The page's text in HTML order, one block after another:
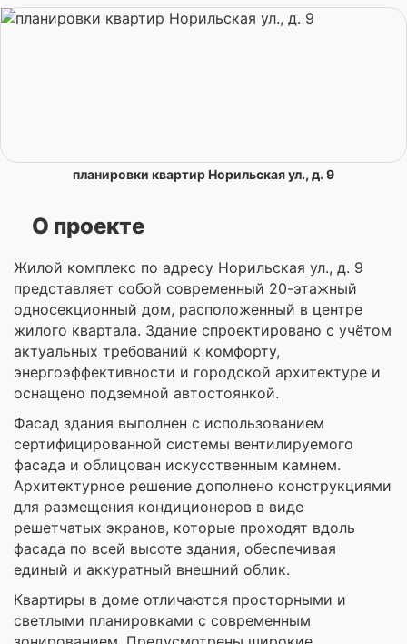
планировки квартир Норильская ул., д. 9
О проекте
Жилой комплекс по адресу Норильская ул., д. 9
представляет собой современный 20-этажный
односекционный дом, расположенный в центре
жилого квартала. Здание спроектировано с учётом
актуальных требований к комфорту,
энергоэффективности и городской архитектуре и
оснащено подземной автостоянкой.
Фасад здания выполнен с использованием
сертифицированной системы вентилируемого
фасада и облицован искусственным камнем.
Архитектурное решение дополнено конструкциями
для размещения кондиционеров в виде
решетчатых экранов, которые проходят вдоль
фасада по всей высоте здания, обеспечивая
единый и аккуратный внешний облик.
Квартиры в доме отличаются просторными и
светлыми планировками с современным